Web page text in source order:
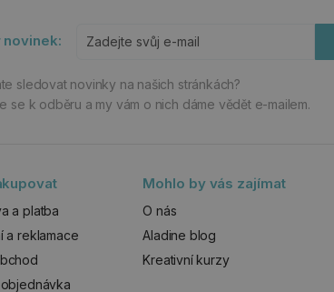
novinek:
sledovat novinky na našich stránkách?
se k odběru a my vám o nich dáme vědět e-mailem.
a platba
a reklamace
Mohlo by vás zajímat
O nás
Aladine blog
Kreativní kurzy